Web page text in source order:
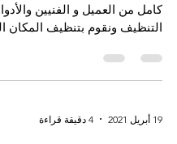
كامل من العميل و الفنيين
التنظيف ونقوم بتنظيف المكان
19 أبريل 2021 4 دقيقة قراءة